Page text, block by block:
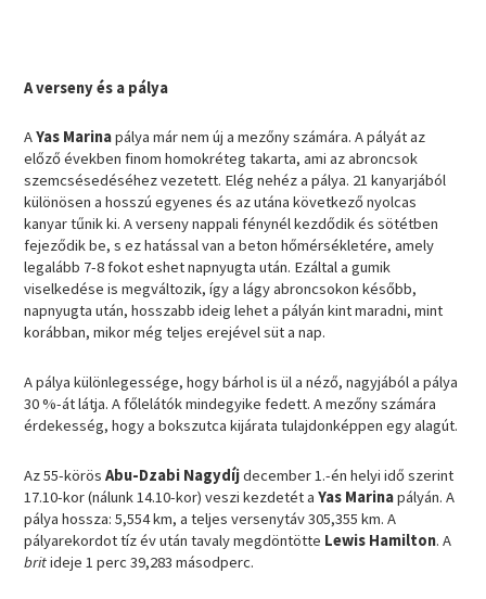
A verseny és a pálya
AYas Marinapálya már nem új a mezőny számára. A pályát az
előző években finom homokréteg takarta, ami az abroncsok
szemcsésedéséhez vezetett. Elég nehéz a pálya. 21 kanyarjából
különösen a hosszú egyenes és az utána következő nyolcas
kanyar tűnik ki. A verseny nappali fénynél kezdődik és sötétben
fejeződik be, s ez hatással van a beton hőmérsékletére, amely
legalább 7-8 fokot eshet napnyugta után. Ezáltal a gumik
viselkedése is megváltozik, így a lágy abroncsokon később,
napnyugta után, hosszabb ideig lehet a pályán kint maradni, mint
korábban, mikor még teljes erejével süt a nap.
A pálya különlegessége, hogy bárhol is ül a néző, nagyjából a pálya
30 %-át látja. A főlelátók mindegyike fedett. A mezőny számára
érdekesség, hogy a bokszutca kijárata tulajdonképpen egy alagút.
Az 55-körösAbu-Dzabi Nagydíjdecember 1.-én helyi idő szerint
17.10-kor (nálunk 14.10-kor) veszi kezdetét aYas Marinapályán. A
pálya hossza: 5,554 km, a teljes versenytáv 305,355 km. A
pályarekordot tíz év után tavaly megdöntötte Lewis Hamilton. A
britideje 1 perc 39,283 másodperc.